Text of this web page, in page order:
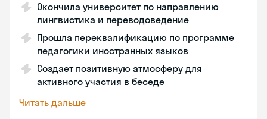
Окончила университет по направлению
лингвистика и переводоведение
Прошла переквалификацию по программе
педагогики иностранных языков
Создает позитивную атмосферу для
активного участия в беседе
Читать дальше